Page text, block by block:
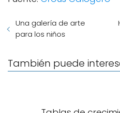
Una galería de arte
para los niños
También puede